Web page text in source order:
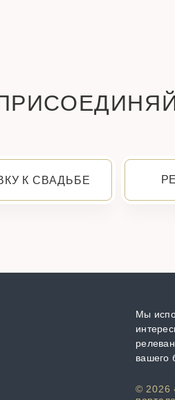
К СВАДЬБЕ
Мы
вашего
© 2026